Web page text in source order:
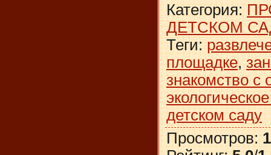
Категория:
ДЕТСКОМ
Теги:
площадке,
знакомство
детском саду
Просмотров: